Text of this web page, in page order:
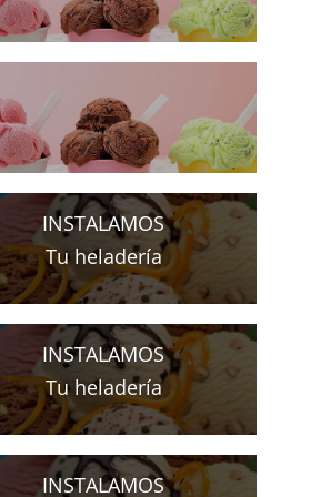
PARA EMPRENDEDORES
UN MAGNIFICO NEGOCIO
PARA EMPRENDEDORES
INSTALAMOS
Tu heladería
INSTALAMOS
Tu heladería
INSTALAMOS